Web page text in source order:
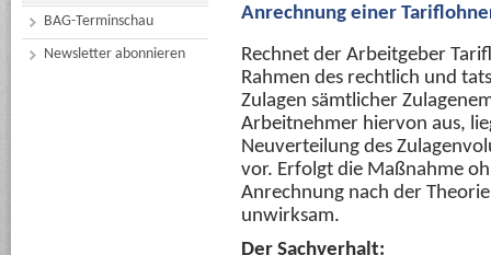
BAG-Terminschau
Newsletter abonnieren
Anrechnung einer
Rechnet der Arbeitgeber
Rahmen des rechtlich und
Zulagen sämtlicher
Arbeitnehmer hiervon aus,
Neuverteilung des
vor. Erfolgt die Maßnahme
Anrechnung nach der
unwirksam.
Der Sachverhalt: